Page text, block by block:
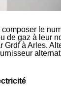
le
de gaz à leur
Grdf à Arles.